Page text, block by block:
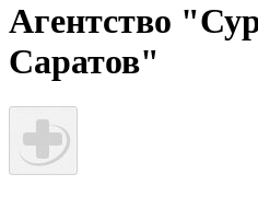
Агентство
Саратов"